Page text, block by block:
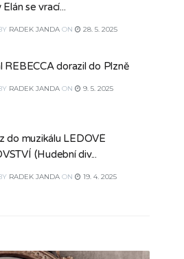
se vrací...
RADEK JANDA ON 28. 5. 2025
REBECCA dorazil do Plzně
RADEK JANDA ON 9. 5. 2025
do muzikálu LEDOVÉ
(Hudební div...
RADEK JANDA ON 19. 4. 2025